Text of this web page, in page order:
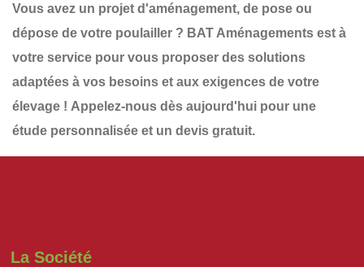
Vous avez un projet d'aménagement, de pose ou
dépose de votre poulailler ? BAT Aménagements est à
votre service pour vous proposer des solutions
adaptées à vos besoins et aux exigences de votre
élevage ! Appelez-nous dès aujourd'hui pour une
étude personnalisée et un devis gratuit.
La Société